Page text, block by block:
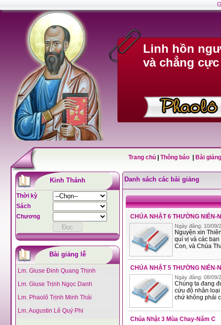
Linh hồn
và chẳng
Trang chủ Thông báo Bài
Kinh Thánh
Thời kỳ
Sách
Chương
Bài giảng lễ
Lm. Giuse Đinh Quang Thịnh
Lm. Giuse Trịnh Ngọc Danh
Lm. Phaolô Trịnh Minh Thái
Lm. Augustin Lê Quý Phi
Danh sách các bài giảng
CHÚA NHẬT 6 THƯỜNG NIÊN-
Ngày đăng: 10/09/
Nguyện xin
quí vị và các
CHÚA NHẬT 5 THƯỜNG NIÊN-
Ngày đăng: 08/09/
Chúng ta đang
cứu độ nhân
chứ không phải
Chúa Nhật 3 Mùa Chay-Năm C